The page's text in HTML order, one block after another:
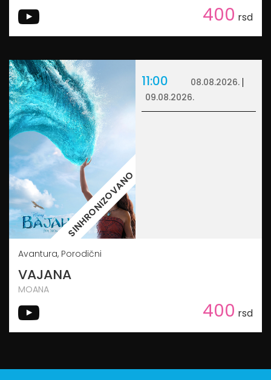
400 rsd
11:00
08.08.2026.
09.08.2026.
SINHRONIZOVANO
Avantura, Porodični
VAJANA
MOANA
400 rsd